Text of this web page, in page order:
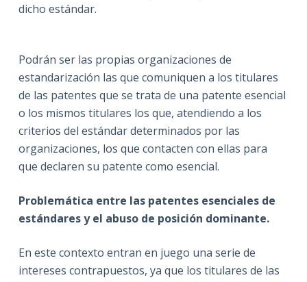
dicho estándar.
Podrán ser las propias organizaciones de
estandarización las que comuniquen a los titulares
de las patentes que se trata de una patente esencial
o los mismos titulares los que, atendiendo a los
criterios del estándar determinados por las
organizaciones, los que contacten con ellas para
que declaren su patente como esencial.
Problemática entre las patentes esenciales de
estándares y el abuso de posición dominante.
En este contexto entran en juego una serie de
intereses contrapuestos, ya que los titulares de las